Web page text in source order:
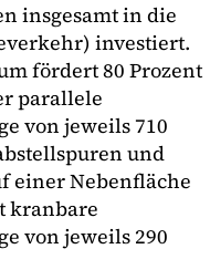
insgesamt in die
investiert.
fördert 80 Prozent
parallele
von jeweils 710
und
einer Nebenfläche
kranbare
von jeweils 290